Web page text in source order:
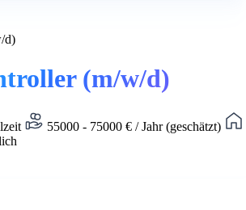
d)
(m/w/d)
55000 - 75000 € / Jahr (geschätzt)